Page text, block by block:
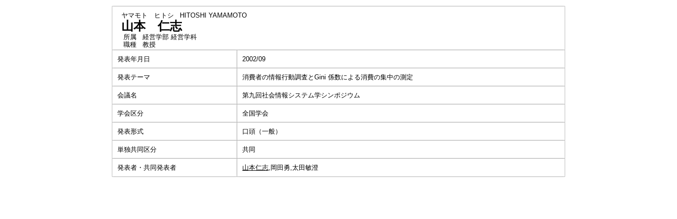
ヤマモト ヒトシ HITOSHI YAMAMOTO
山本 仁志
所属
経営学部 経営学科
職種
教授
発表年月日
2002/09
発表テーマ 消費者の情報行動調査とGini 係数による消費の集中の測定
会議名 第九回社会情報システム学シンポジウム
学会区分 全国学会
発表形式 口頭（一般）
単独共同区分 共同
発表者・共同発表者 山本仁志,岡田勇,太田敏澄